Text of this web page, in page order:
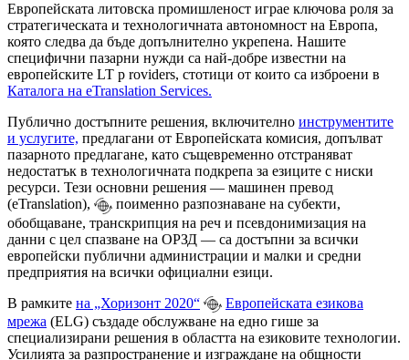
Европейската литовска промишленост играе ключова роля за
стратегическата и технологичната автономност на Европа,
която следва да бъде допълнително укрепена. Нашите
специфични пазарни нужди са най-добре известни на
европейските LT p roviders, стотици от които са изброени в
Каталога на eTranslation Services.
Публично достъпните решения, включително инструментите
и услугите, предлагани от Европейската комисия, допълват
пазарното предлагане, като същевременно отстраняват
недостатък в технологичната подкрепа за езиците с ниски
ресурси. Тези основни решения — машинен превод
(eTranslation),
поименно разпознаване на субекти,
обобщаване, транскрипция на реч и псевдонимизация на
данни с цел спазване на ОРЗД — са достъпни за всички
европейски публични администрации и малки и средни
предприятия на всички официални езици.
В рамките на „Хоризонт 2020“
Европейската езикова
мрежа (ELG) създаде обслужване на едно гише за
специализирани решения в областта на езиковите технологии.
Усилията за разпространение и изграждане на общности